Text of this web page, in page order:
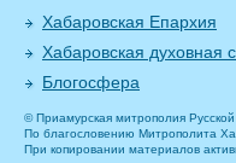
Хабаровская Епархия
Хабаровская духовная
Блогосфера
© Приамурская митрополия
По благословению Митрополита
При копировании материалов